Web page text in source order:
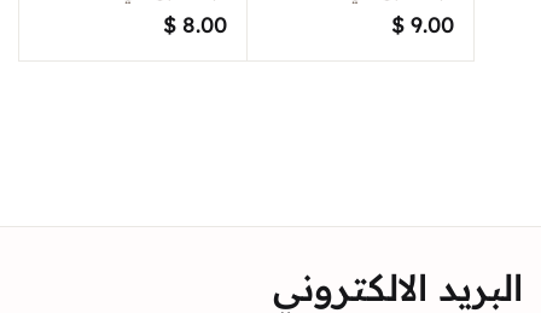
$ 9.00
$8.00
البريد الالكتروني